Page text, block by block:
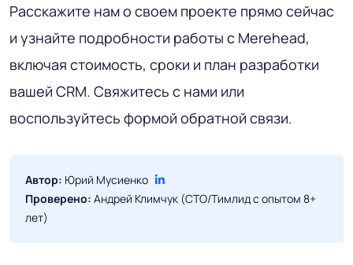
Расскажите нам о своем проекте прямо сейчас
и узнайте подробности работы с Merehead,
включая стоимость, сроки и план разработки
вашей CRM. Свяжитесь с нами или
воспользуйтесь формой обратной связи.
Автор: Юрий Мусиенко
Проверено: Андрей Климчук (CTO/Тимлид с опытом 8+
лет)